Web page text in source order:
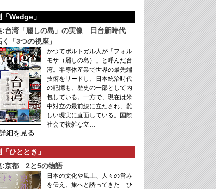
「Wedge」
:台湾「麗しの島」の実像 日台新時代
く「3つの視座」
細を見る
かつてポルトガル人が「フォル
モサ（麗しの島）」と呼んだ台
湾。半導体産業で世界の最先端
技術をリードし、日本統治時代
の記憶も、歴史の一部として内
包している。一方で、現在は米
中対立の最前線に立たされ、難
しい現実に直面している。国際
社会で複雑な立…
「ひととき」
:京都 2と5の物語
日本の文化や風土、人々の営み
を伝え、旅へと誘ってきた「ひ